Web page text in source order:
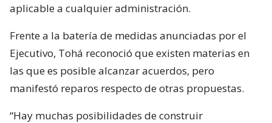
aplicable a cualquier administración.
Frente a la batería de medidas anunciadas por el
Ejecutivo, Tohá reconoció que existen materias en
las que es posible alcanzar acuerdos, pero
manifestó reparos respecto de otras propuestas.
“Hay muchas posibilidades de construir